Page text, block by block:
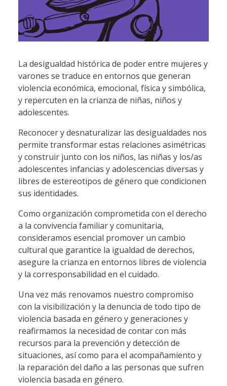
La desigualdad histórica de poder entre mujeres y
varones se traduce en entornos que generan
violencia económica, emocional, física y simbólica,
y repercuten en la crianza de niñas, niños y
adolescentes.
Reconocer y desnaturalizar las desigualdades nos
permite transformar estas relaciones asimétricas
y construir junto con los niños, las niñas y los/as
adolescentes infancias y adolescencias diversas y
libres de estereotipos de género que condicionen
sus identidades.
Como organización comprometida con el derecho
a la convivencia familiar y comunitaria,
consideramos esencial promover un cambio
cultural que garantice la igualdad de derechos,
asegure la crianza en entornos libres de violencia
y la corresponsabilidad en el cuidado.
Una vez más renovamos nuestro compromiso
con la visibilización y la denuncia de todo tipo de
violencia basada en género y generaciones y
reafirmamos la necesidad de contar con más
recursos para la prevención y detección de
situaciones, así como para el acompañamiento y
la reparación del daño a las personas que sufren
violencia basada en género.